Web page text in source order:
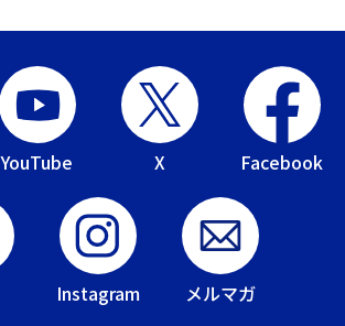
YouTube X Facebook
Instagram メルマガ